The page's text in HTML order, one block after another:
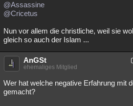
@Assassine
@Cricetus
Nun vor allem die christliche, weil sie
gleich so auch der Islam ...
AnGSt
ehemaliges Mitglied
Wer hat welche negative Erfahrung mit
gemacht?